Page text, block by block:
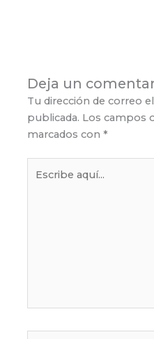
Deja un
Tu dirección de correo
publicada. Los campos
marcados con*
aquí...